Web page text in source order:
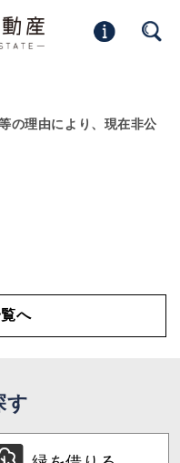
の理由により、現在非公
へ
す